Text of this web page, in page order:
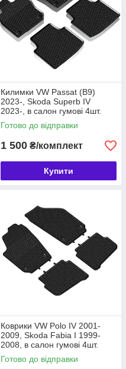
Килимки VW Passat (B9)
2023-, Skoda Superb IV
2023-, в салон гумові 4шт.
Geyer & Hosaja Польща
(907/4C)
Готово до відправки
1 500 ₴/комплект
Купити
Коврики VW Polo IV 2001-
2009, Skoda Fabia I 1999-
2008, в салон гумові 4шт.
Geyer & Hosaja Польща
(910/4C)
Готово до відправки